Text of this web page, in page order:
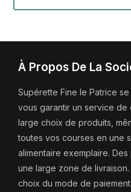
À Propos De La
Supérette Fine le Patrice
vous garantir un service de
large choix de produits,
toutes vos courses en une
alimentaire exemplaire.
une large zone de livraison.
choix du mode de paiement.